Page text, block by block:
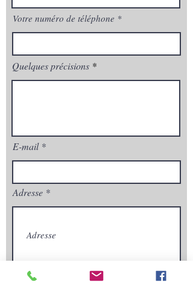
Votre numéro de téléphone
Quelques précisions
E-mail
Adresse
Envoyez